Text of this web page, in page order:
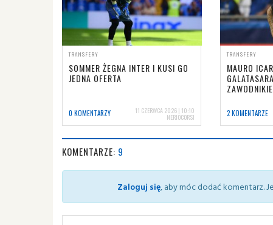
TRANSFERY
SOMMER ŻEGNA INTER I KUSI GO
JEDNA OFERTA
0 KOMENTARZY 11 CZERWCA 2026 | 10:10
NERIOCORSI
TRANSFERY
MAURO
2 KOMENTARZE
KOMENTARZE: 9
Zaloguj się, aby móc dodać komentarz.